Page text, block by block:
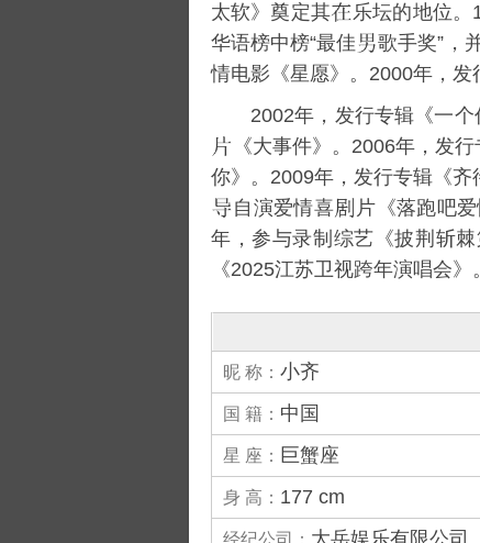
太软》奠定其 乐坛的地位。
华语榜中榜“最佳 歌手奖”，
情电影《星愿》。2000年，发
2002年，发行专辑《一个
《大事件》。2006年，发行
你》。2009年，发行专辑《齐
自演爱情喜
片《落跑吧
年，参与录制综艺《披荆斩
《2025江苏卫视跨年演唱会》。
昵 称： 小齐
国 籍： 中国
星 座： 巨蟹座
身 高： 177 cm
经纪公司： 大岳娱乐有限公司